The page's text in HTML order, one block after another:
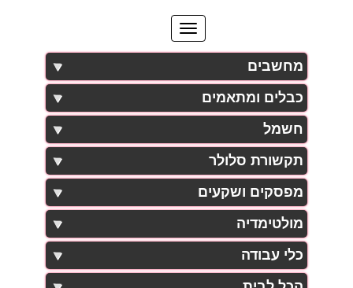
מחשבים
כבלים ומתאמים
חשמל
תקשורת סלולר
מפסקים ושקעים
מולטימדיה
כלי עבודה